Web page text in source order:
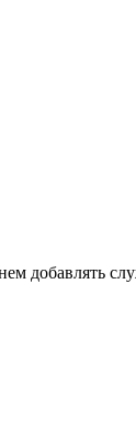
добавлять